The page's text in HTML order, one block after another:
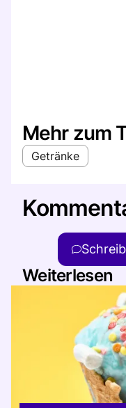
Mehr zum
Getränke
Weiterlesen